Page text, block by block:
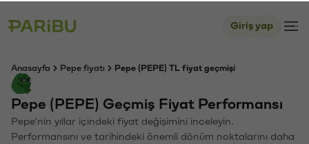
Giriş yap
Anasayfa Pepe fiyatı Pepe (PEPE) TL fiyat geçmişi
Pepe (PEPE) Geçmiş Fiyat Performansı
Pepe'nin yıllar içindeki fiyat değişimini inceleyin.
Performansını ve tarihindeki önemli dönüm noktalarını daha